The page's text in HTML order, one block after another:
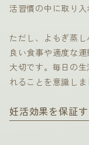
活習慣の中に取り入
ただし、よもぎ蒸
良い食事や適度な
大切です。毎日の
れることを意識しま
妊活効果を保証